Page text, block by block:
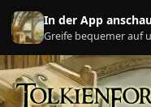
Zu Inhalt springen
In der App
Greife bequemer auf